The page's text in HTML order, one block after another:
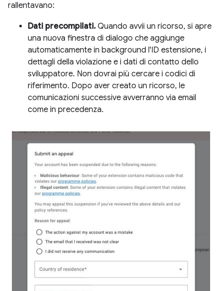
rallentavano:
Dati precompilati. Quando avvii un ricorso, si apre
una nuova finestra di dialogo che aggiunge
automaticamente in background l'ID estensione, i
dettagli della violazione e i dati di contatto dello
sviluppatore. Non dovrai più cercare i codici di
riferimento. Dopo aver creato un ricorso, le
comunicazioni successive avverranno via email
come in precedenza.